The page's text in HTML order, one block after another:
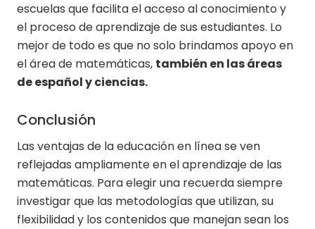
escuelas que facilita el acceso al conocimiento y
el proceso de aprendizaje de sus estudiantes. Lo
mejor de todo es que no solo brindamos apoyo en
el área de matemáticas, también en las áreas
de español y ciencias.
Conclusión
Las ventajas de la educación en línea se ven
reflejadas ampliamente en el aprendizaje de las
matemáticas. Para elegir una recuerda siempre
investigar que las metodologías que utilizan, su
flexibilidad y los contenidos que manejan sean los